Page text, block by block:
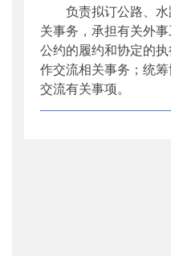
负责拟订公路、水
关事务，承担有关外
公约的履约和协定的
作交流相关事务；统
交流有关事项。